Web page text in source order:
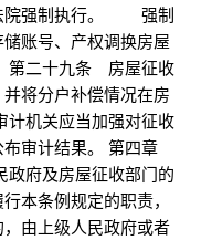
法院强制执行。 强制
账号、产权调换房屋
二十九条 房屋征收
将分户补偿情况在房
机关应当加强对征收
布审计结果。 第四章
府及房屋征收部门的
本条例规定的职责，
由上级人民政府或者